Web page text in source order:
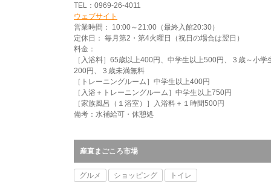
TEL：0969-26-4011
ウェブサイト
営業時間： 10:00～21:00（最終入館20:30）
定休日： 毎月第2・第4火曜日（祝日の場合は翌日）
料金：
［入浴料］65歳以上400円、中学生以上500円、３歳～小学
200円、３歳未満無料
［トレーニングルーム］中学生以上400円
［入浴＋トレーニングルーム］中学生以上750円
［家族風呂（１浴室）］入浴料＋１時間500円
備考：水補給可・休憩処
産直まごころ市場
グルメ ショッピング トイレ